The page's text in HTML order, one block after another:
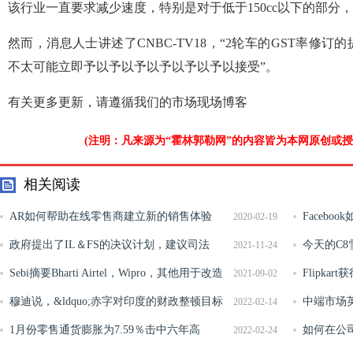
该行业一直要求减少速度，特别是对于低于150cc以下的部分
然而，消息人士讲述了CNBC-TV18，“2轮车的GST率修订
不太可能立即予以予以予以予以予以予以接受”。
有关更多更新，请遵循我们的市场现场博客
(注明：凡来源为“霍林郭勒网”的内容皆为本网原创或
相关阅读
2020-02-19
AR如何帮助在线零售商建立新的销售体验 Facebook
2021-11-24
政府提出了IL＆FS的决议计划，建议司法
DK Jain的名称监督过程
今天的C8
更有价值
2021-09-02
Sebi摘要Bharti Airtel，Wipro，其他用于改造
IT网络，通信系统
Flipkart获
体验
2022-02-14
穆迪说，&ldquo;赤字对印度的财政整顿目标
&rdquo;构成了挑战
中端市场
2022-02-24
1月份零售通货膨胀为7.59％击中六年高 如何在公